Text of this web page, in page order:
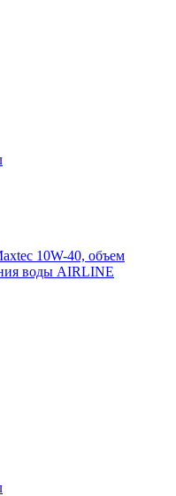
10W-40, объем
воды AIRLINE